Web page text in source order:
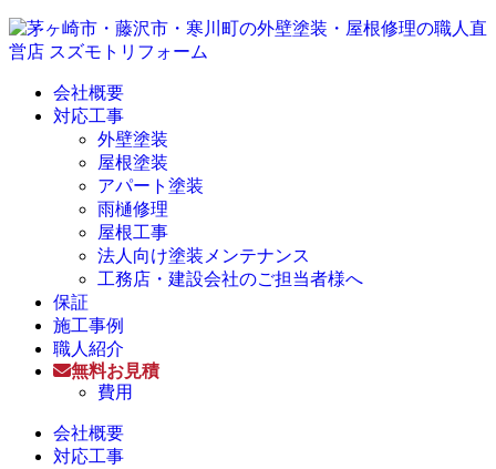
会社概要
対応工事
外壁塗装
屋根塗装
アパート塗装
雨樋修理
屋根工事
法人向け塗装メンテナンス
工務店・建設会社のご担当者様へ
保証
施工事例
職人紹介
無料お見積
費用
会社概要
対応工事